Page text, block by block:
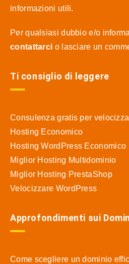
informazioni utili.
Per qualsiasi dubbio e/o
contattarci o lasciare un
Ti consiglio di leggere
Consulenza gratis per
Hosting Economico
Hosting WordPress Economico
Miglior Hosting Multidominio
Miglior Hosting PrestaShop
Velocizzare WordPress
Approfondimenti sui
Come scegliere un dominio